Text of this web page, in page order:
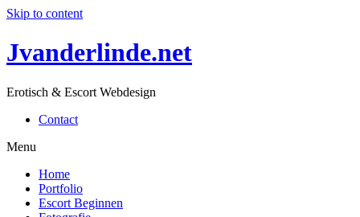
Skip to content
Jvanderlinde.net
Erotisch & Escort Webdesign
Contact
Menu
Home
Portfolio
Escort Beginnen